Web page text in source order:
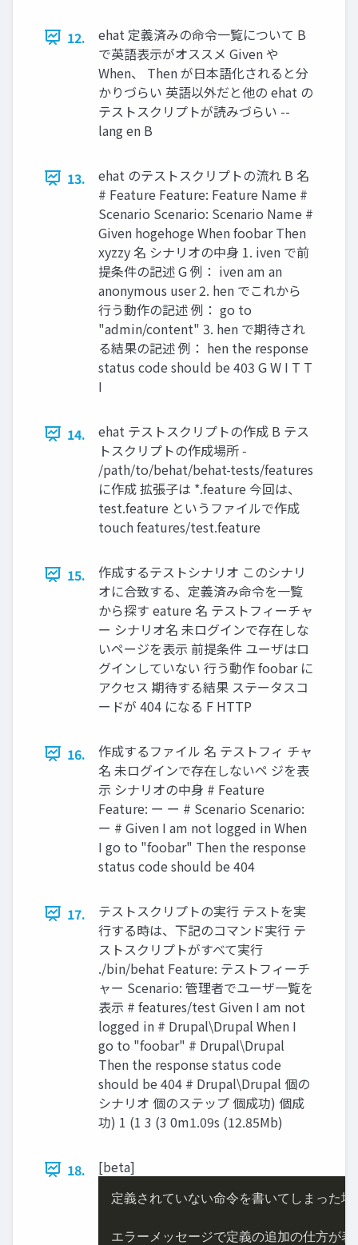
12.
ehat 定義済みの命令一覧について B
で英語表示がオススメ Given や
When、 Then が日本語化されると分
かりづらい 英語以外だと他の ehat の
テストスクリプトが読みづらい --
lang en B
13.
ehat のテストスクリプトの流れ B 名
# Feature Feature: Feature Name #
Scenario Scenario: Scenario Name #
Given hogehoge When foobar Then
xyzzy 名 シナリオの中身 1. iven で前
提条件の記述 G 例： iven am an
anonymous user 2. hen でこれから
行う動作の記述 例： go to
"admin/content" 3. hen で期待され
る結果の記述 例： hen the response
status code should be 403 G W I T T
I
14.
ehat テストスクリプトの作成 B テス
トスクリプトの作成場所 ‑
/path/to/behat/behat-tests/features
に作成 拡張子は *.feature 今回は、
test.feature というファイルで作成
touch features/test.feature
15.
作成するテストシナリオ このシナリ
オに合致する、定義済み命令を一覧
から探す eature 名 テストフィーチャ
ー シナリオ名 未ログインで存在しな
いページを表示 前提条件 ユーザはロ
グインしていない 行う動作 foobar に
アクセス 期待する結果 ステータスコ
ードが 404 になる F HTTP
16.
作成するファイル 名 テストフィ チャ
名 未ログインで存在しないペ ジを表
示 シナリオの中身 # Feature
Feature: ー ー # Scenario Scenario:
ー # Given I am not logged in When
I go to "foobar" Then the response
status code should be 404
17.
テストスクリプトの実行 テストを実
行する時は、下記のコマンド実行 テ
ストスクリプトがすべて実行
./bin/behat Feature: テストフィーチ
ャー Scenario: 管理者でユーザ一覧を
表示 # features/test Given I am not
logged in # Drupal\Drupal When I
go to "foobar" # Drupal\Drupal
Then the response status code
should be 404 # Drupal\Drupal 個の
シナリオ 個のステップ 個成功) 個成
功) 1 (1 3 (3 0m1.09s (12.85Mb)
18. [beta]
定義されていない命令を書いてしまった場
エラーメッセージで定義の追加の仕方が表